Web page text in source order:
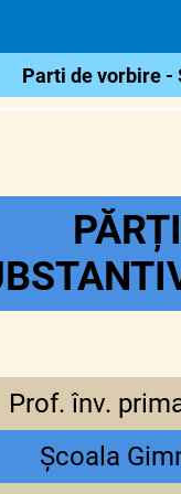
Parti de vorbire -
Prof. înv.
Școala